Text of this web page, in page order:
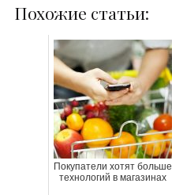
Похожие статьи:
Покупатели хотят больше
технологий в магазинах